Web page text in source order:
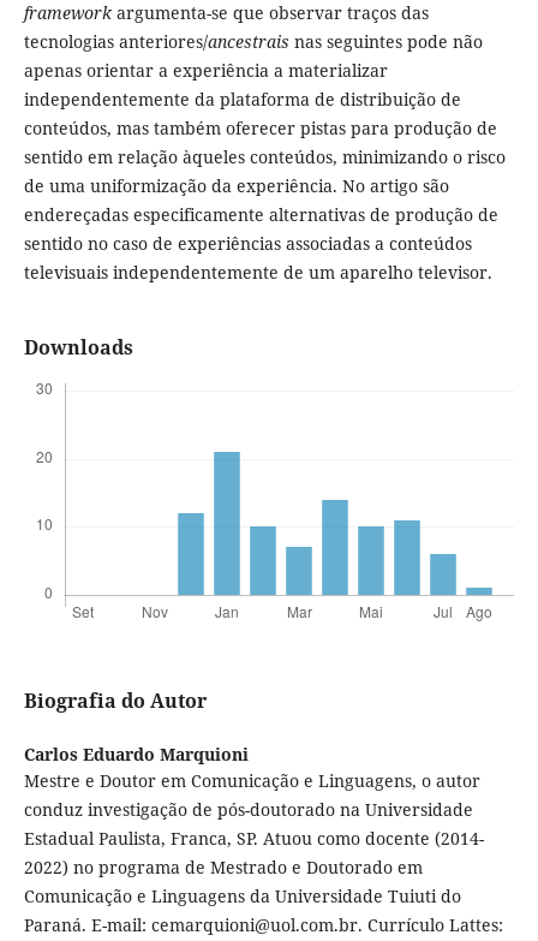
frameworkargumenta-se que observar traços das
tecnologias anteriores/ancestrais nas seguintes pode não
apenas orientar a experiência a materializar
independentemente da plataforma de distribuição de
conteúdos, mas também oferecer pistas para produção de
sentido em relação àqueles conteúdos, minimizando o risco
de uma uniformização da experiência. No artigo são
endereçadas especificamente alternativas de produção de
sentido no caso de experiências associadas a conteúdos
televisuais independentemente de um aparelho televisor.
Downloads
Biografia do Autor
Carlos Eduardo Marquioni
Mestre e Doutor em Comunicação e Linguagens, o autor
conduz investigação de pós-doutorado na Universidade
Estadual Paulista, Franca, SP. Atuou como docente (2014-
2022) no programa de Mestrado e Doutorado em
Comunicação e Linguagens da Universidade Tuiuti do
Paraná. E-mail: cemarquioni@uol.com.br. Currículo Lattes: